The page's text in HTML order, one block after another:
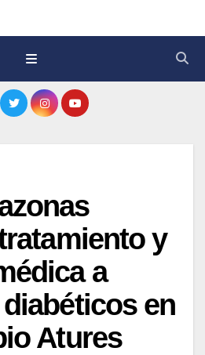
y
a
en
Atures